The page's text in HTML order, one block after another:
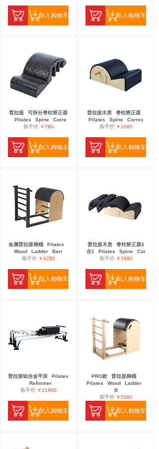
加入购物车 加入购物车
普拉提
可拆分脊柱矫正器
Pilates
Spine
Corre
炼手价:￥780
加入购物车
普拉提木质
脊柱矫正器
Pilates
Spine
Correc
炼手价:￥1680
加入购物车
金属普拉提梯桶
Pilates
Wood
Ladder
Barr
炼手价:￥4280
加入购物车
普拉提木质
脊柱矫正器3
合1
Pilates Spine
Cor
炼手价:￥3980
加入购物车
普拉提铝合金平床
Pilates
Reformer
炼手价:￥21800
加入购物车
PRO款
普拉提梯桶
Pilates
Wood
Ladder
B
炼手价:￥5980
加入购物车